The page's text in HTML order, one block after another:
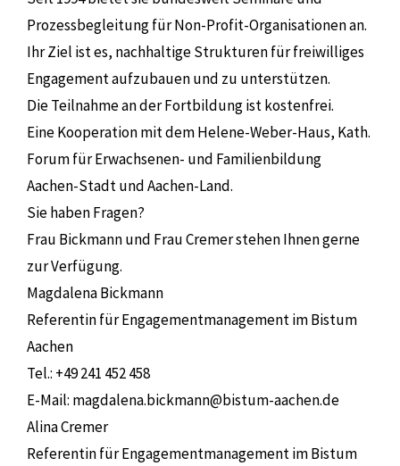
Prozessbegleitung für Non-Profit-Organisationen an.
Ihr Ziel ist es, nachhaltige Strukturen für freiwilliges
Engagement aufzubauen und zu unterstützen.
Die Teilnahme an der Fortbildung ist kostenfrei.
Eine Kooperation mit dem Helene-Weber-Haus, Kath.
Forum für Erwachsenen- und Familienbildung
Aachen-Stadt und Aachen-Land.
Sie haben Fragen?
Frau Bickmann und Frau Cremer stehen Ihnen gerne
zur Verfügung.
Magdalena Bickmann
Referentin für Engagementmanagement im Bistum
Aachen
Tel.: +49 241 452 458
E-Mail: magdalena.bickmann@bistum-aachen.de
Alina Cremer
Referentin für Engagementmanagement im Bistum